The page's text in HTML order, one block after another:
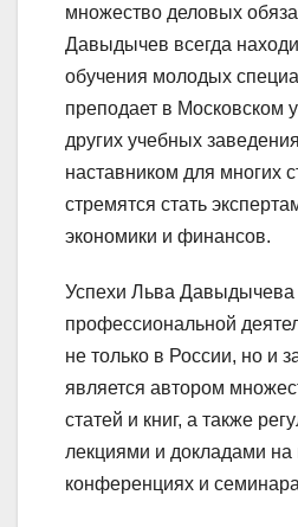
множество деловых
Давыдычев всегда
обучения молодых
преподает в Московском
других учебных
наставником для многих
стремятся стать
экономики и финансов.
Успехи Льва Давыдычева
профессиональной
не только в России, но и
является автором
статей и книг, а также
лекциями и докладами
конференциях и